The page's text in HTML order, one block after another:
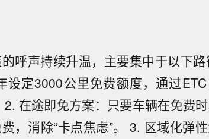
呼声持续升温，主要集中于以下
定3000公里免费额度，通过
在途即免方案：只要车辆在免费
，消除“卡点焦虑”。 3. 区域化弹性